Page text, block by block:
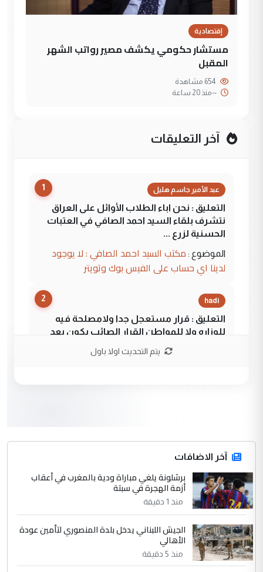
إقتصادية
مستشار حكومي يكشف مصير رواتب الشهر
المقبل
--منذ 20 ساعة
آخر التعليقات
1 عبد الأمير جاسم هليل
التعليق : نحن اباء الطلاب الأوائل على العراق
نتشرف بلقاء السيد احمد الصافي في العتبات
الحسنية لزرع ...
الموضوع : مكتب السيد احمد الصافي : لا يوجود
لدينا اي حساب على الفيس بوك وتويتر
2 hadi
التعليق : قرار مستعجل جدا ولامصلحة فيه
للوزاره ولا للمواطن القرار الصائب يكون بعد
جنسية الرافد الثالث للعراق ومن اصول عريقة
ابا فرات ...
الموضوع :
الجواهري يرد على صدام حسين سل
مضجعيك يابن الزنا (نص كامل)
التعليق : واحد من عصابة علي ماما يسقط
جنسية الرافد الثالث للعراق ومن اصول عريقة
ابا فرات ...
يتم التحديث اولا باول
آخر الاضافات
برشلونة يلغي مباراة ودية بالمغرب في أعقاب
أزمة الهجرة في سبتة
منذ 1 دقيقة
الجيش اللبناني يدخل بلدة المنصوري لتأمين عودة
الأهالي
منذ 5 دقيقة